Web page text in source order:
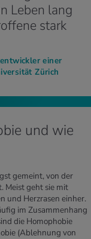
Leben lang
stark
einer
Zürich
und wie
gemeint, von der
Meist geht sie mit
und Herzrasen einher.
im Zusammenhang
die Homophobie
(Ablehnung von